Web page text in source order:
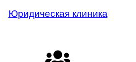
Юридическая клиника